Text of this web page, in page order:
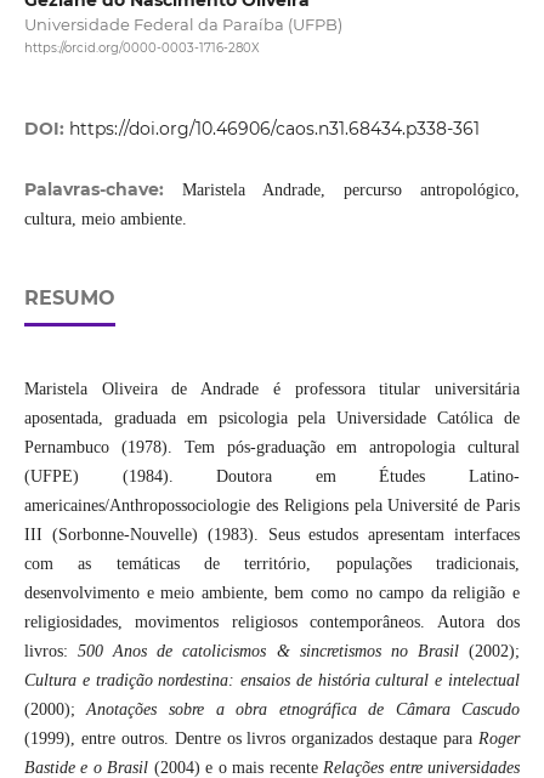
Universidade Federal da Paraíba (UFPB)
https://orcid.org/0000-0003-1716-280X
DOI: https://doi.org/10.46906/caos.n31.68434.p338-361
Palavras-chave:
Maristela Andrade, percurso antropológico,
cultura, meio ambiente.
RESUMO
Maristela Oliveira de Andrade é professora titular universitária
aposentada, graduada em psicologia pela Universidade Católica de
Pernambuco (1978). Tem pós-graduação em antropologia cultural
(UFPE) (1984). Doutora em Études Latino-
americaines/Anthropossociologie des Religions pela Université de Paris
III (Sorbonne-Nouvelle) (1983). Seus estudos apresentam interfaces
com as temáticas de território, populações tradicionais,
desenvolvimento e meio ambiente, bem como no campo da religião e
religiosidades, movimentos religiosos contemporâneos. Autora dos
livros:500 Anos de catolicismos & sincretismos no Brasil(2002);
Cultura e tradição nordestina: ensaios de história cultural e intelectual
(2000);Anotações sobre a obra etnográfica de Câmara Cascudo
(1999), entre outros. Dentre os livros organizados destaque para Roger
Bastide e o Brasil (2004) e o mais recente Relações entre universidades